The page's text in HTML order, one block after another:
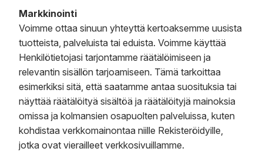
Markkinointi
Voimme ottaa sinuun yhteyttä kertoaksemme uusista
tuotteista, palveluista tai eduista. Voimme käyttää
Henkilötietojasi tarjontamme räätälöimiseen ja
relevantin sisällön tarjoamiseen. Tämä tarkoittaa
esimerkiksi sitä, että saatamme antaa suosituksia tai
näyttää räätälöityä sisältöä ja räätälöityjä mainoksia
omissa ja kolmansien osapuolten palveluissa, kuten
kohdistaa verkkomainontaa niille Rekisteröidyille,
jotka ovat vierailleet verkkosivuillamme.